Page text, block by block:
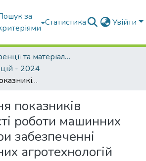
за
Статистика Увійти
Конференції та матеріали конференцій
- 2024
Дослідження показників ефективності роботи машинних агрегатів при забезпеченні механізованих агротехнологій
показників
роботи машинних
забезпеченні
агротехнологій